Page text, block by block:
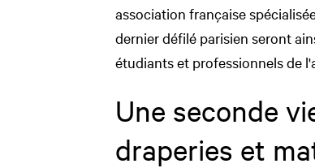
association française
dernier défilé parisien seront
étudiants et professionnels de
Une seconde
draperies et